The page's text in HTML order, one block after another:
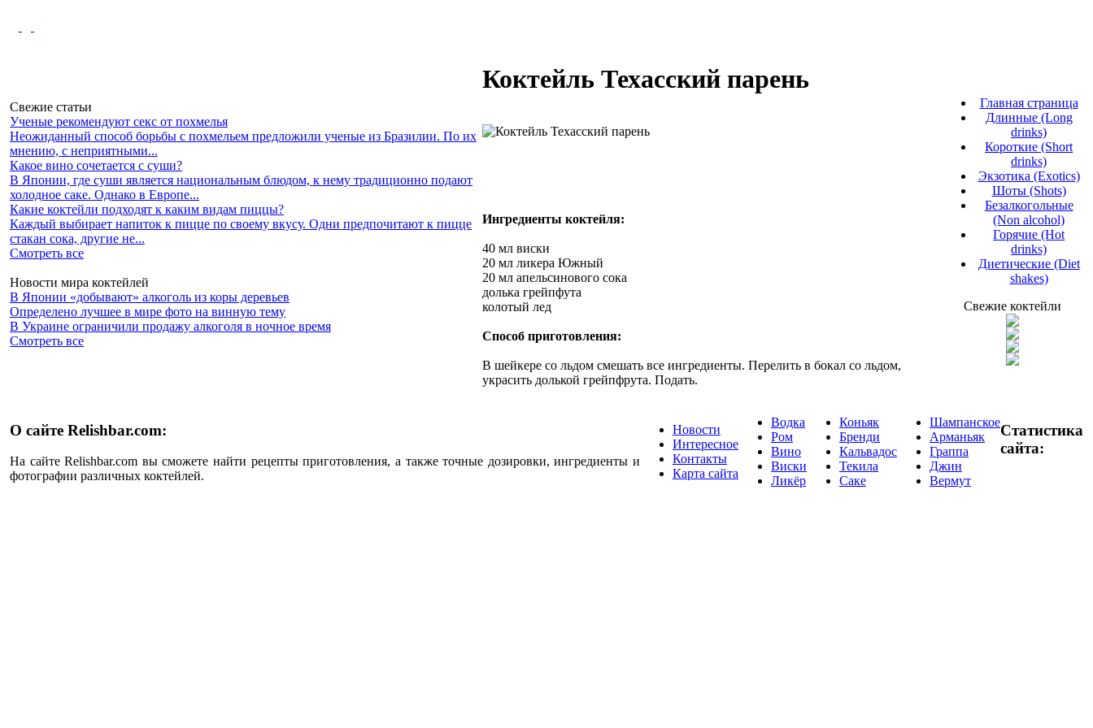
Свежие статьи
Ученые рекомендуют секс от похмелья
Неожиданный способ борьбы с похмельем предложили ученые из Бразилии. По их
мнению, с неприятными...
Какое вино сочетается с суши?
В Японии, где суши является национальным блюдом, к нему традиционно подают
холодное саке. Однако в Европе...
Какие коктейли подходят к каким видам пиццы?
Каждый выбирает напиток к пицце по своему вкусу. Одни предпочитают к пицце
стакан сока, другие не...
Смотреть все
Новости мира коктейлей
В Японии «добывают» алкоголь из коры деревьев
Определено лучшее в мире фото на винную тему
В Украине ограничили продажу алкоголя в ночное время
Смотреть все
Коктейль Техасский парень
Ингредиенты коктейля:
40 мл виски
20 мл ликера Южный
20 мл апельсинового сока
долька грейпфута
колотый лед
Способ приготовления:
В шейкере со льдом смешать все ингредиенты. Перелить в бокал со льдом,
украсить долькой грейпфрута. Подать.
Главная страница
Длинные (Long
drinks)
Короткие (Short
drinks)
Экзотика (Exotics)
Шоты (Shots)
Безалкогольные
(Non alcohol)
Горячие (Hot
drinks)
Диетические (Diet
shakes)
Свежие коктейли
О сайте Relishbar.com:
На сайте Relishbar.com вы сможете найти рецепты приготовления, а также точные дозировки, ингредиенты и
фотографии различных коктейлей.
Новости
Интересное
Контакты
Карта сайта
Водка
Ром
Вино
Виски
Ликёр
Коньяк
Бренди
Кальвадос
Текила
Саке
Шампанское
Арманьяк
Граппа
Джин
Вермут
Статистика
сайта: